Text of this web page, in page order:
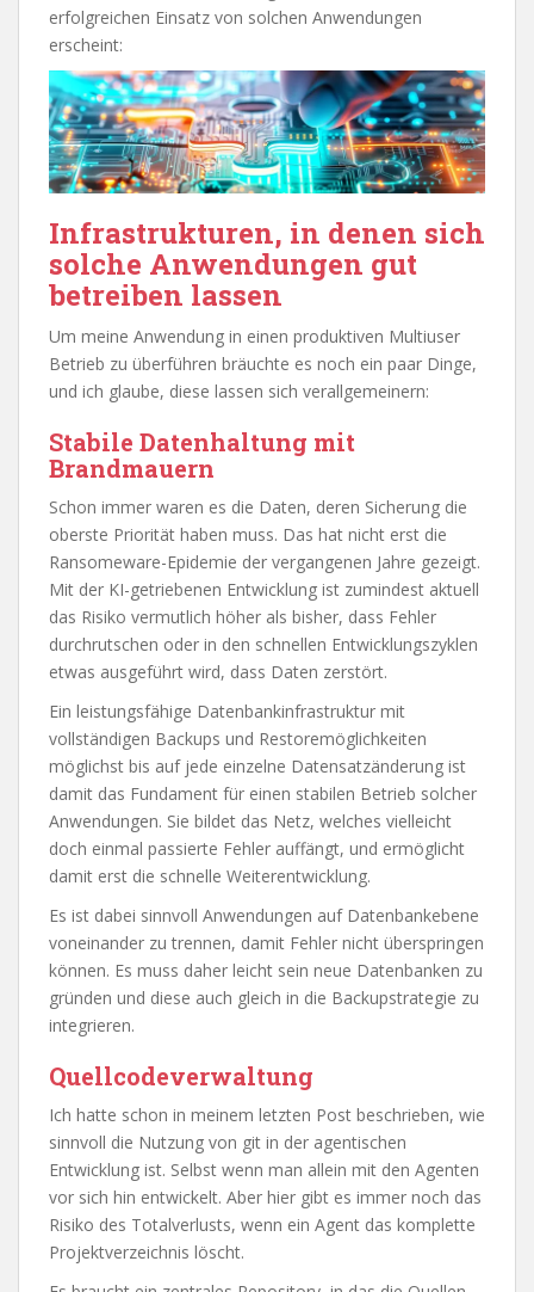
erfolgreichen Einsatz von solchen Anwendungen
erscheint:
Infrastrukturen, in denen sich
solche Anwendungen gut
betreiben lassen
Um meine Anwendung in einen produktiven Multiuser
Betrieb zu überführen bräuchte es noch ein paar Dinge,
und ich glaube, diese lassen sich verallgemeinern:
Stabile Datenhaltung mit
Brandmauern
Schon immer waren es die Daten, deren Sicherung die
oberste Priorität haben muss. Das hat nicht erst die
Ransomeware-Epidemie der vergangenen Jahre gezeigt.
Mit der KI-getriebenen Entwicklung ist zumindest aktuell
das Risiko vermutlich höher als bisher, dass Fehler
durchrutschen oder in den schnellen Entwicklungszyklen
etwas ausgeführt wird, dass Daten zerstört.
Ein leistungsfähige Datenbankinfrastruktur mit
vollständigen Backups und Restoremöglichkeiten
möglichst bis auf jede einzelne Datensatzänderung ist
damit das Fundament für einen stabilen Betrieb solcher
Anwendungen. Sie bildet das Netz, welches vielleicht
doch einmal passierte Fehler auffängt, und ermöglicht
damit erst die schnelle Weiterentwicklung.
Es ist dabei sinnvoll Anwendungen auf Datenbankebene
voneinander zu trennen, damit Fehler nicht überspringen
können. Es muss daher leicht sein neue Datenbanken zu
gründen und diese auch gleich in die Backupstrategie zu
integrieren.
Quellcodeverwaltung
Ich hatte schon in meinem letzten Post beschrieben, wie
sinnvoll die Nutzung von git in der agentischen
Entwicklung ist. Selbst wenn man allein mit den Agenten
vor sich hin entwickelt. Aber hier gibt es immer noch das
Risiko des Totalverlusts, wenn ein Agent das komplette
Projektverzeichnis löscht.